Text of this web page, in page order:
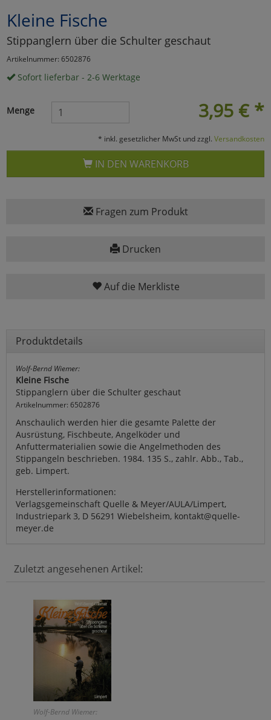
Kleine Fische
Stippanglern über die Schulter geschaut
Artikelnummer: 6502876
Sofort lieferbar - 2-6 Werktage
3,95 € *
Menge
* inkl. gesetzlicher MwSt und zzgl. Versandkosten
IN DEN WARENKORB
Fragen zum Produkt
Drucken
Auf die Merkliste
Produktdetails
Wolf-Bernd Wiemer:
Kleine Fische
Stippanglern über die Schulter geschaut
Artikelnummer: 6502876
Anschaulich werden hier die gesamte Palette der
Ausrüstung, Fischbeute, Angelköder und
Anfuttermaterialien sowie die Angelmethoden des
Stippangeln beschrieben. 1984. 135 S., zahlr. Abb., Tab.,
geb. Limpert.
Herstellerinformationen:
Verlagsgemeinschaft Quelle & Meyer/AULA/Limpert,
Industriepark 3, D 56291 Wiebelsheim, kontakt@quelle-
meyer.de
Zuletzt angesehenen Artikel:
Wolf-Bernd Wiemer:
Marketing
Umfragetools
Cookies
Alle Akzeptieren
Cookies
zurückzu Haupptseite